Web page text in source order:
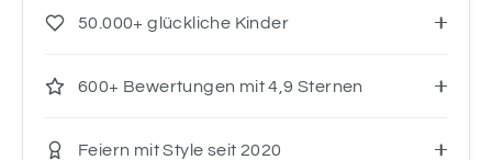
50.000+ glückliche Kinder
600+ Bewertungen mit 4,9 Sternen
Feiern mit Style seit 2020